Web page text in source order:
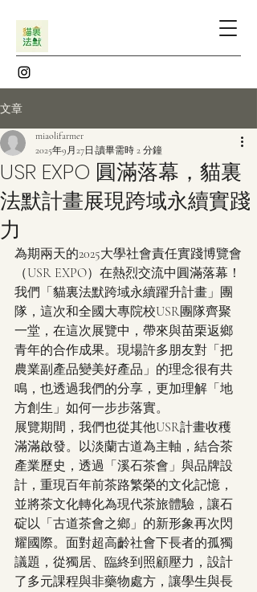
文章
USR EXPO 圓滿落幕，貓裏
法默計畫展現跨域永續實踐
力
miaolifarmer
2025年9月27日 讀畢需時 2 分鐘
為期兩天的2025大學社會責任實踐博覽會
（USR EXPO）在熱烈交流中圓滿落幕！
我們「貓裏法默跨域永續躍升計畫」團
隊，這次和全國大專院校USR團隊齊聚
一堂，在這次展覽中，帶來與苗栗返鄉
青年的合作成果。現場許多朋友對「把
農業副產品變美好產品」的理念很有共
鳴，也透過我們的分享，更加理解「地
方創生」如何一步步落實。
展覽期間，我們也從其他USR計畫收穫
滿滿啟發。以淡蘭古道為主軸，結合茶
產業歷史，透過「溪石茶會」與品牌設
計，重現百年前茶路繁榮的文化記憶，
並將茶文化轉化為現代茶旅體驗，讓石
碇以「古道茶會之鄉」的新形象再次閃
耀國際。面對超高齡社會下長者的孤獨
議題，從獨居、臨終到照顧壓力，設計
了多元課程與非藥物處方，讓學生與長